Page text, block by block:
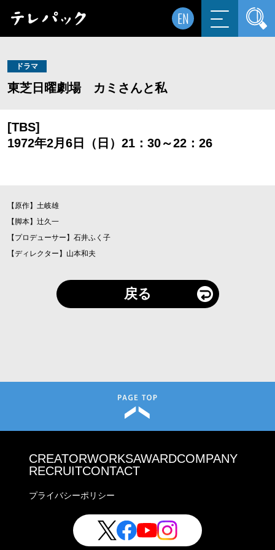
EN
ドラマ
東芝日曜劇場 カミさんと私
[TBS]
1972年2月6日（日）21：30～22：26
【原作】土岐雄
【脚本】辻久一
【プロデューサー】石井ふく子
【ディレクター】山本和夫
戻る
CREATORWORKSAWARDCOMPANY
RECRUITCONTACT
プライバシーポリシー